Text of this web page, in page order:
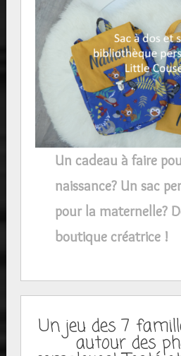
Un cadeau à faire
naissance? Un sac
pour la maternelle?
boutique créatrice !
Un jeu des 7
autour des